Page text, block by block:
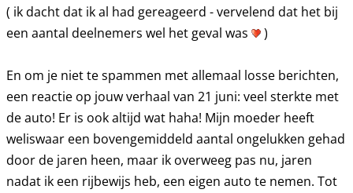
( ik dacht dat ik al had gereageerd - vervelend dat het bij
een aantal deelnemers wel het geval was
)
En om je niet te spammen met allemaal losse berichten,
een reactie op jouw verhaal van 21 juni: veel sterkte met
de auto! Er is ook altijd wat haha! Mijn moeder heeft
weliswaar een bovengemiddeld aantal ongelukken gehad
door de jaren heen, maar ik overweeg pas nu, jaren
nadat ik een rijbewijs heb, een eigen auto te nemen. Tot